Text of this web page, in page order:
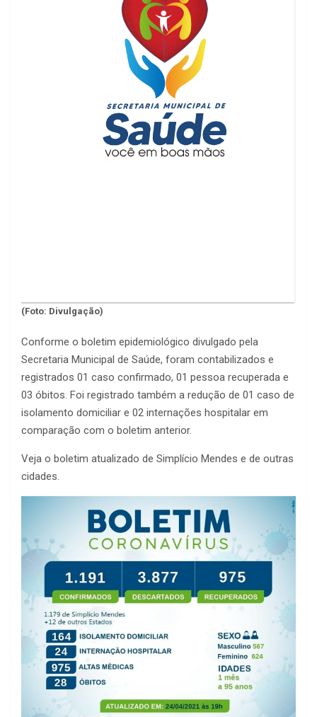
(Foto: Divulgação)
Conforme o boletim epidemiológico divulgado pela
Secretaria Municipal de Saúde, foram contabilizados e
registrados 01 caso confirmado, 01 pessoa recuperada e
03 óbitos. Foi registrado também a redução de 01 caso de
isolamento domiciliar e 02 internações hospitalar em
comparação com o boletim anterior.
Veja o boletim atualizado de Simplício Mendes e de outras
cidades.